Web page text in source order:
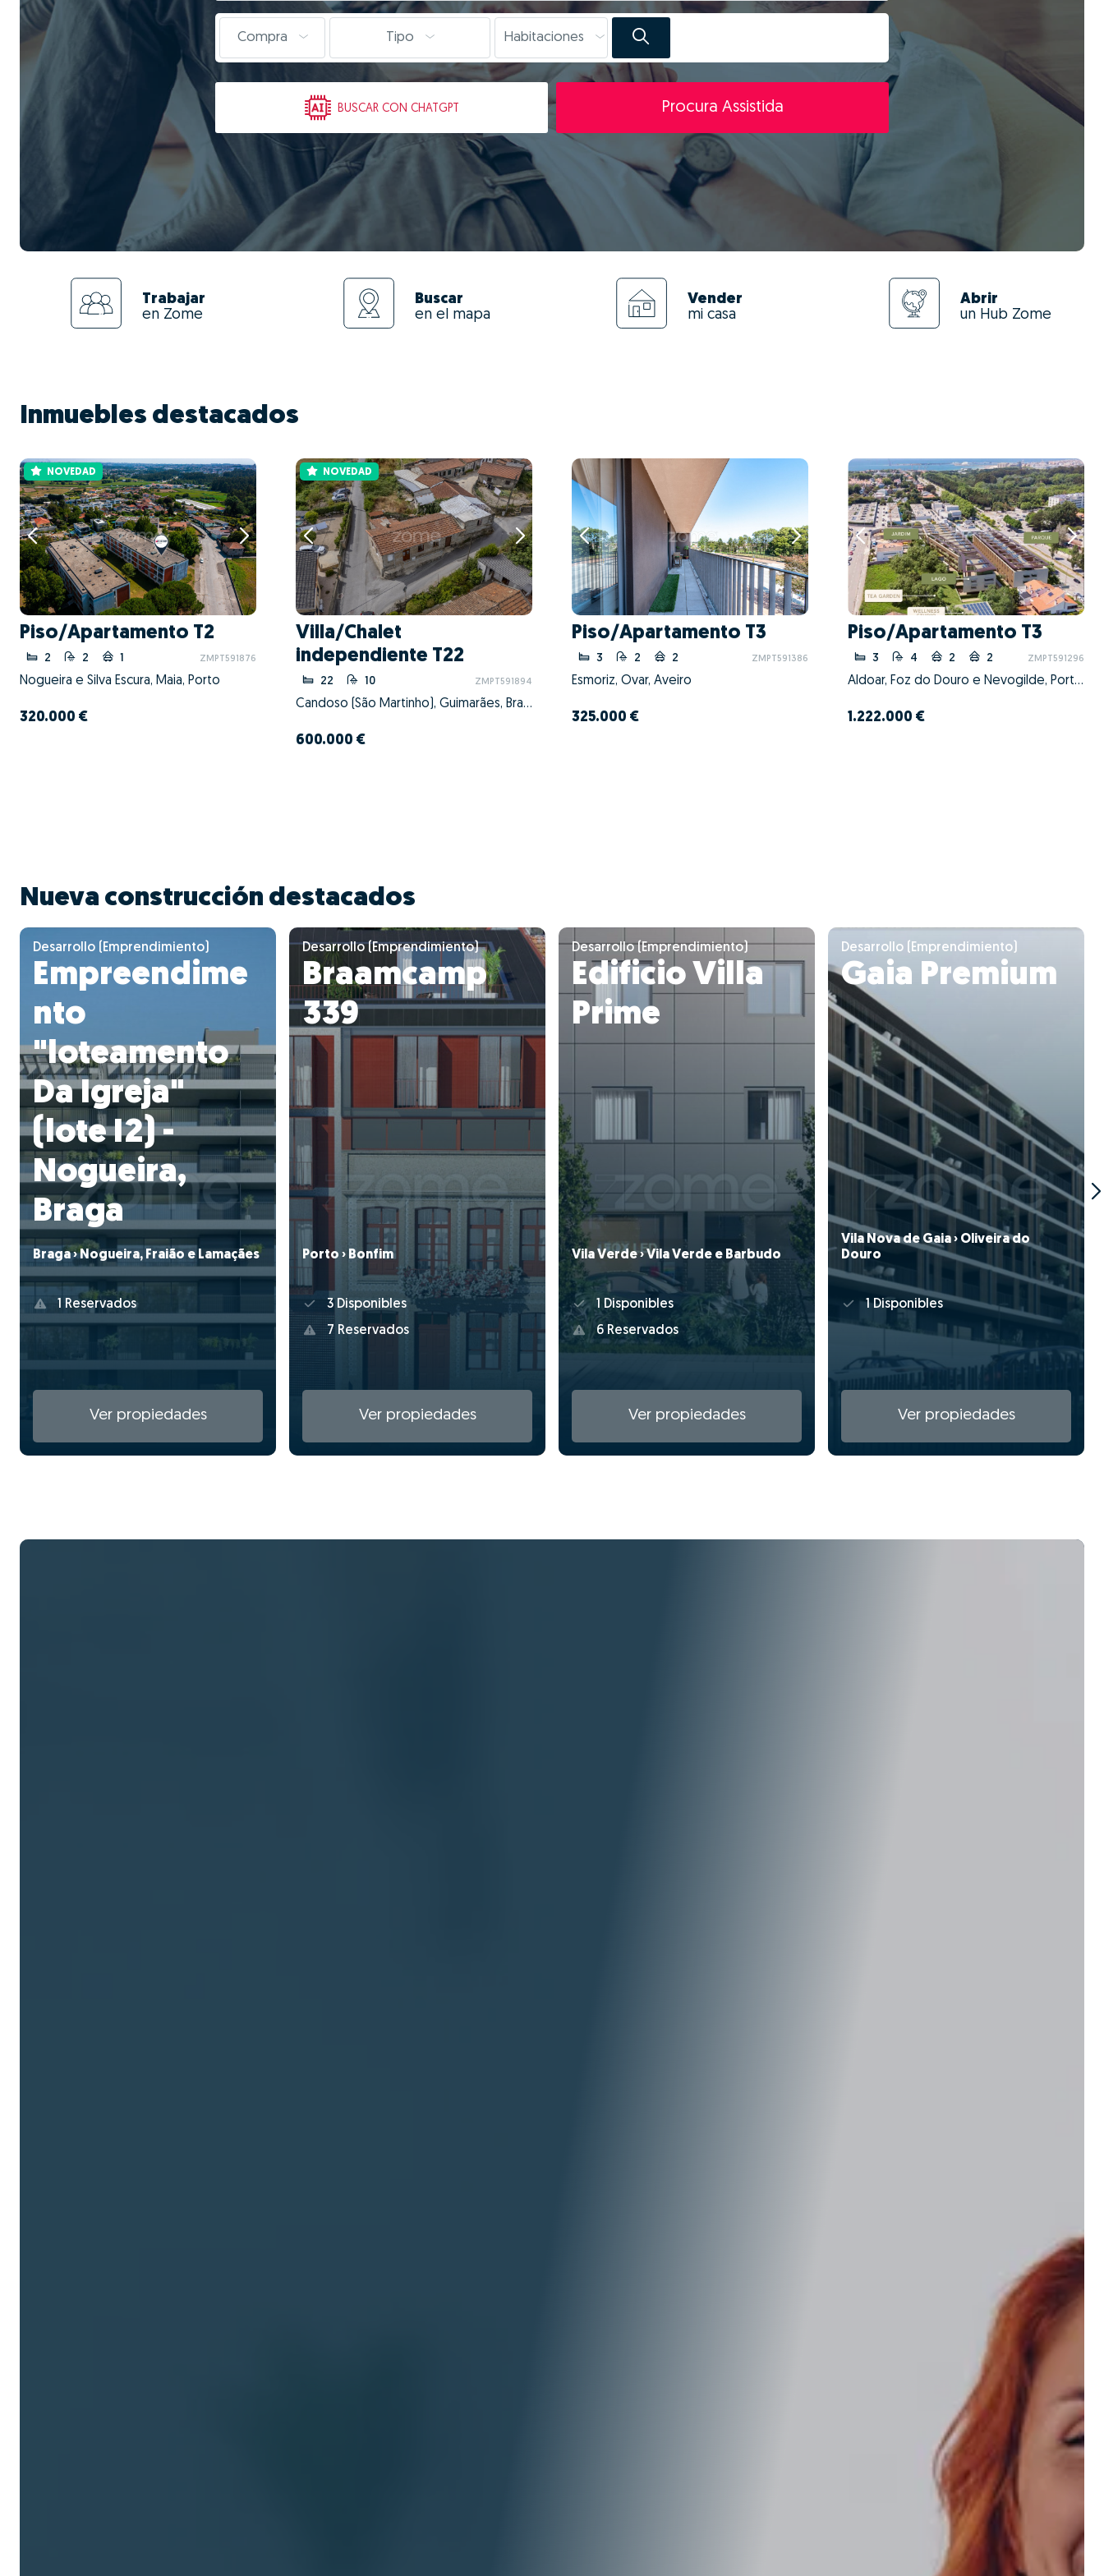
Compra Tipo Habitaciones
BUSCARCON CHATGPT Procura Assistida
Trabajar
en Zome
Buscar
en el mapa
Vender
mi casa
Abrir
un Hub Zome
Inmuebles destacados
NOVEDAD
Piso/Apartamento T2
2 2 1 ZMPT591876
Nogueira e Silva Escura, Maia, Porto
320.000 €
NOVEDAD
Villa/Chalet
independiente T22
22 10 ZMPT591894
Candoso (São Martinho), Guimarães, Braga
600.000 €
Piso/Apartamento T3
3 2 2 ZMPT591386
Esmoriz, Ovar, Aveiro
325.000 €
Piso/Apartamento T3
3 4 2 2 ZMPT591296
Aldoar, Foz do Douro e Nevogilde, Porto, Porto
1.222.000 €
Nueva construcción destacados
Desarrollo (Emprendimiento)
Empreendime
nto
"loteamento
Da Igreja"
(lote I2) -
Nogueira,
Braga
Braga › Nogueira, Fraião e Lamaçães
1 Reservados
Ver propiedades
Desarrollo (Emprendimiento)
Braamcamp
339
Porto › Bonfim
3 Disponibles
7 Reservados
Ver propiedades
Desarrollo (Emprendimiento)
Edificio Villa
Prime
Vila Verde › Vila Verde e Barbudo
1 Disponibles
6 Reservados
Ver propiedades
Desarrollo (Emprendimiento)
Gaia Premium
Vila Nova de Gaia › Oliveira do
Douro
1 Disponibles
Ver propiedades